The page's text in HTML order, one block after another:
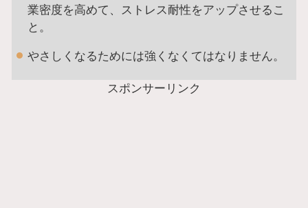
業密度を高めて、ストレス耐性をアップさせるこ
と。
やさしくなるためには強くなくてはなりません。
スポンサーリンク